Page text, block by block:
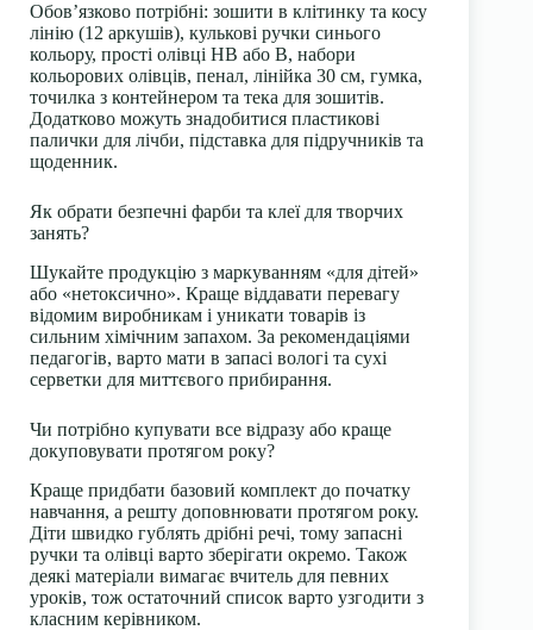
Обов’язково потрібні: зошити в клітинку та косу
лінію (12 аркушів), кулькові ручки синього
кольору, прості олівці HB або B, набори
кольорових олівців, пенал, лінійка 30 см, гумка,
точилка з контейнером та тека для зошитів.
Додатково можуть знадобитися пластикові
палички для лічби, підставка для підручників та
щоденник.
Як обрати безпечні фарби та клеї для творчих
занять?
Шукайте продукцію з маркуванням «для дітей»
або «нетоксично». Краще віддавати перевагу
відомим виробникам і уникати товарів із
сильним хімічним запахом. За рекомендаціями
педагогів, варто мати в запасі вологі та сухі
серветки для миттєвого прибирання.
Чи потрібно купувати все відразу або краще
докуповувати протягом року?
Краще придбати базовий комплект до початку
навчання, а решту доповнювати протягом року.
Діти швидко гублять дрібні речі, тому запасні
ручки та олівці варто зберігати окремо. Також
деякі матеріали вимагає вчитель для певних
уроків, тож остаточний список варто узгодити з
класним керівником.